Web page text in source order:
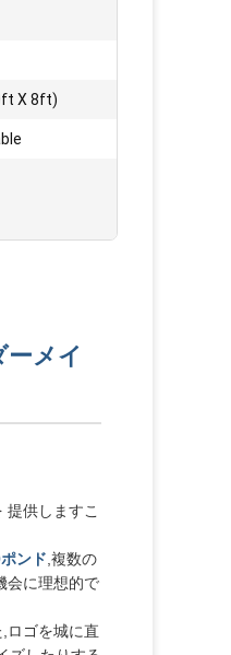
X 8ft)
メイ
供しますこ
ンド ,複数の
会に理想的で
ロゴを城に直